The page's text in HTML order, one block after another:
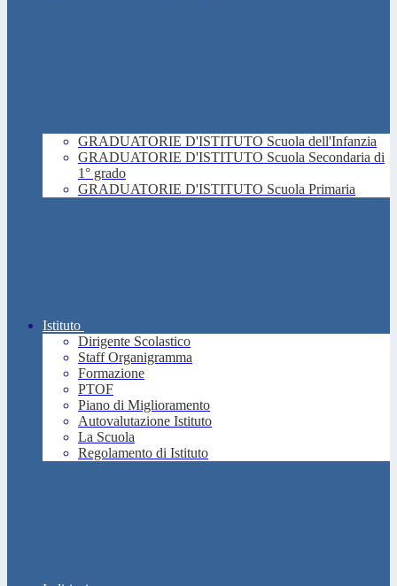
GRADUATORIE D'ISTITUTO Scuola dell'Infanzia
GRADUATORIE D'ISTITUTO Scuola Secondaria di
1° grado
GRADUATORIE D'ISTITUTO Scuola Primaria
Istituto
Dirigente Scolastico
Staff Organigramma
Formazione
PTOF
Piano di Miglioramento
Autovalutazione Istituto
La Scuola
Regolamento di Istituto